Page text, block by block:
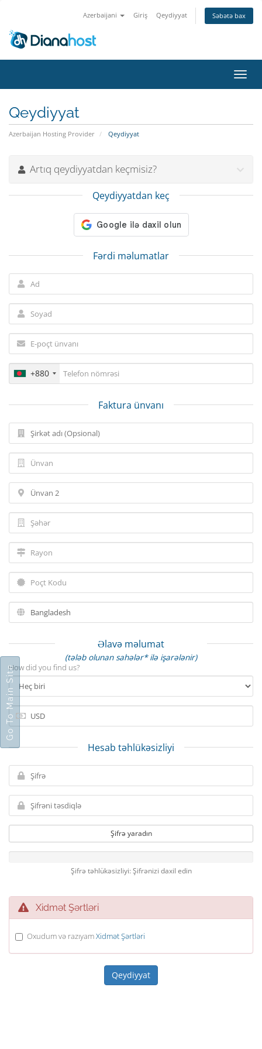
Azerbaijani Giriş Qeydiyyat Səbətə bax
keçid
Qeydiyyat
Azerbaijan Hosting Provider Qeydiyyat
Artıq qeydiyyatdan keçmisiz?
Qeydiyyatdan keç
Fərdi məlumatlar
+880
Faktura ünvanı
Əlavə məlumat
(tələb olunan sahələr* ilə işarələnir)
How did you find us?
Hesab təhlükəsizliyi
Şifrə yaradın
Şifrə təhlükəsizliyi: Şifrənizi daxil edin
Xidmət Şərtləri
Oxudum və razıyamXidmət Şərtləri
Go To Main Site